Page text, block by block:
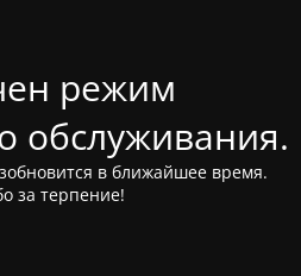
режим
обслуживания.
в ближайшее время.
за терпение!